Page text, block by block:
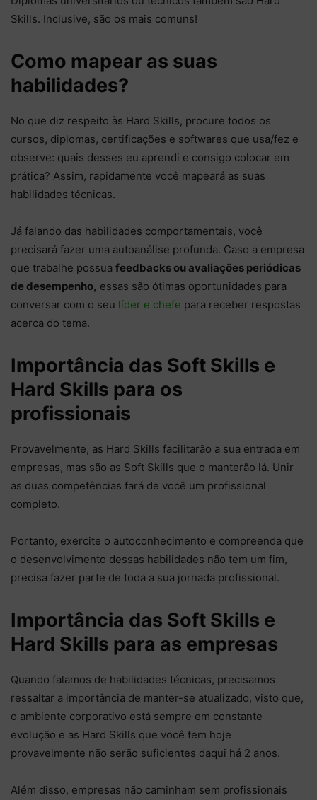
Skills. Inclusive, são os mais comuns!
Como mapear as suas
habilidades?
No que diz respeito às Hard Skills, procure todos os
cursos, diplomas, certificações e softwares que usa/fez e
observe: quais desses eu aprendi e consigo colocar em
prática? Assim, rapidamente você mapeará as suas
habilidades técnicas.
Já falando das habilidades comportamentais, você
precisará fazer uma autoanálise profunda. Caso a empresa
que trabalhe possua feedbacks ou avaliações periódicas
de desempenho, essas são ótimas oportunidades para
conversar com o seu líder e chefe para receber respostas
acerca do tema.
Importância das Soft Skills e
Hard Skills para os
profissionais
Provavelmente, as Hard Skills facilitarão a sua entrada em
empresas, mas são as Soft Skills que o manterão lá. Unir
as duas competências fará de você um profissional
completo.
Portanto, exercite o autoconhecimento e compreenda que
o desenvolvimento dessas habilidades não tem um fim,
precisa fazer parte de toda a sua jornada profissional.
Importância das Soft Skills e
Hard Skills para as empresas
Quando falamos de habilidades técnicas, precisamos
ressaltar a importância de manter-se atualizado, visto que,
o ambiente corporativo está sempre em constante
evolução e as Hard Skills que você tem hoje
provavelmente não serão suficientes daqui há 2 anos.
Além disso, empresas não caminham sem profissionais